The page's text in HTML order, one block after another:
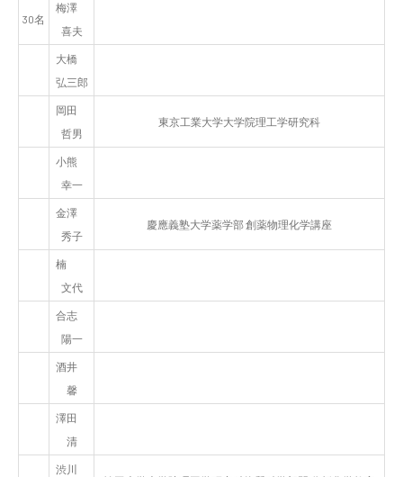
30名
梅澤
喜夫
大橋
弘三郎
岡田
哲男
東京工業大学大学院理工学研究科
小熊
幸一
金澤
秀子
慶應義塾大学薬学部 創薬物理化学講座
楠
文代
合志
陽一
酒井
馨
澤田
清
渋川